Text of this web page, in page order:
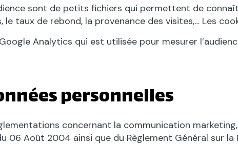
sont de petits fichiers qui permettent de
le taux de rebond, la provenance des visites,… Les
Analytics qui est utilisée pour mesurer
personnelles
concernant la communication
06 Août 2004 ainsi que du Règlement Général sur la